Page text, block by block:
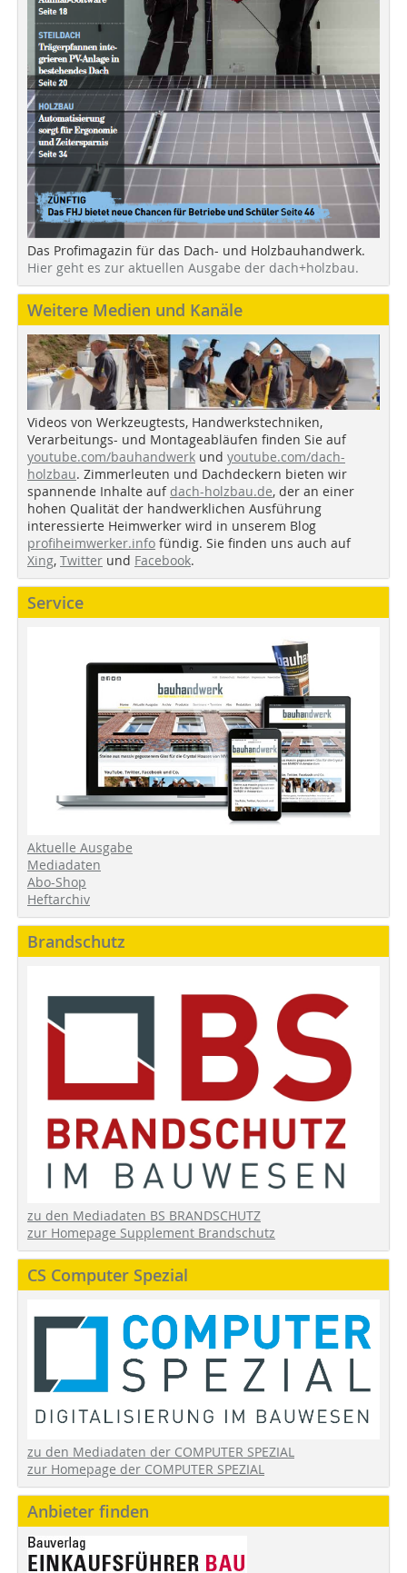
Das Profimagazin für das Dach- und Holzbauhandwerk.
Hier geht es zur aktuellen Ausgabe der dach+holzbau.
Weitere Medien und Kanäle
Videos von Werkzeugtests, Handwerkstechniken,
Verarbeitungs- und Montageabläufen finden Sie auf
youtube.com/bauhandwerk und youtube.com/dach-
holzbau. Zimmerleuten und Dachdeckern bieten wir
spannende Inhalte auf dach-holzbau.de, der an einer
hohen Qualität der handwerklichen Ausführung
interessierte Heimwerker wird in unserem Blog
profiheimwerker.info fündig. Sie finden uns auch auf
Xing, Twitter und Facebook.
Service
Aktuelle Ausgabe
Mediadaten
Abo-Shop
Heftarchiv
Brandschutz
zu den Mediadaten BS BRANDSCHUTZ
zur Homepage Supplement Brandschutz
CS Computer Spezial
zu den Mediadaten der COMPUTER SPEZIAL
zur Homepage der COMPUTER SPEZIAL
Anbieter finden